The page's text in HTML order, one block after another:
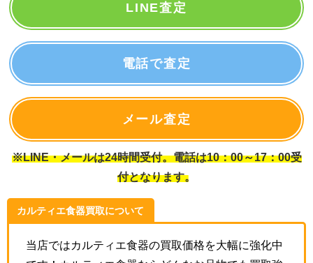
LINE査定
電話で査定
メール査定
※LINE・メールは24時間受付。電話は10：00～17：00受
付となります。
カルティエ食器買取について
当店ではカルティエ食器の買取価格を大幅に強化中